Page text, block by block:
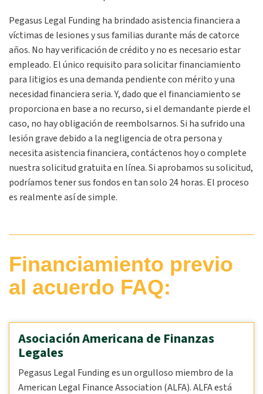
Pegasus Legal Funding ha brindado asistencia financiera a
víctimas de lesiones y sus familias durante más de catorce
años. No hay verificación de crédito y no es necesario estar
empleado. El único requisito para solicitar financiamiento
para litigios es una demanda pendiente con mérito y una
necesidad financiera seria. Y, dado que el financiamiento se
proporciona en base a no recurso, si el demandante pierde el
caso, no hay obligación de reembolsarnos. Si ha sufrido una
lesión grave debido a la negligencia de otra persona y
necesita asistencia financiera, contáctenos hoy o complete
nuestra solicitud gratuita en línea. Si aprobamos su solicitud,
podríamos tener sus fondos en tan solo 24 horas. El proceso
es realmente así de simple.
Financiamiento previo
al acuerdo FAQ:
Asociación Americana de Finanzas
Legales
Pegasus Legal Funding es un orgulloso miembro de la
American Legal Finance Association (ALFA). ALFA está